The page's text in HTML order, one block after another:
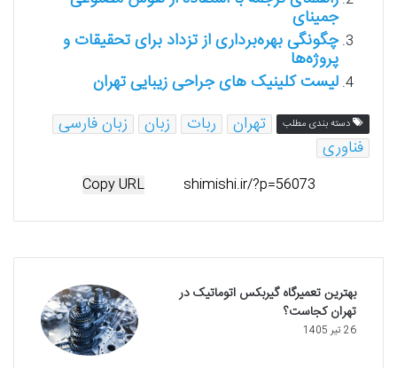
جمینای
چگونگی بهره‌برداری از تزداد برای تحقیقات و
پروژه‌ها
لیست کلینیک های جراحی زیبایی تهران
دسته بندی مطلب تهران ربات زبان
زبان فارسی
فناوری
Copy URL
بهترین تعمیرگاه گیربکس اتوماتیک در
تهران کجاست؟
26 تیر 1405